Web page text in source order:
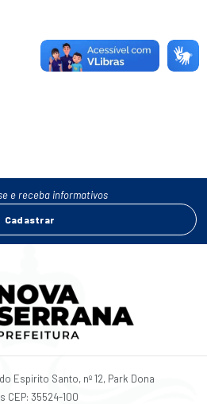
e receba informativos
Cadastrar
Espirito Santo, nº 12, Park Dona
CEP: 35524-100